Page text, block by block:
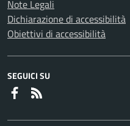
Note Legali
Dichiarazione di accessibilità
Obiettivi di accessibilità
SEGUICI SU
Faceboook